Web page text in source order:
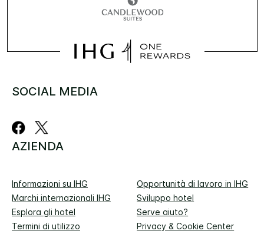
SOCIAL MEDIA
AZIENDA
Informazioni su IHG
Opportunità di lavoro in IHG
Marchi internazionali IHG
Sviluppo hotel
Esplora gli hotel
Serve aiuto?
Termini di utilizzo
Privacy & Cookie Center